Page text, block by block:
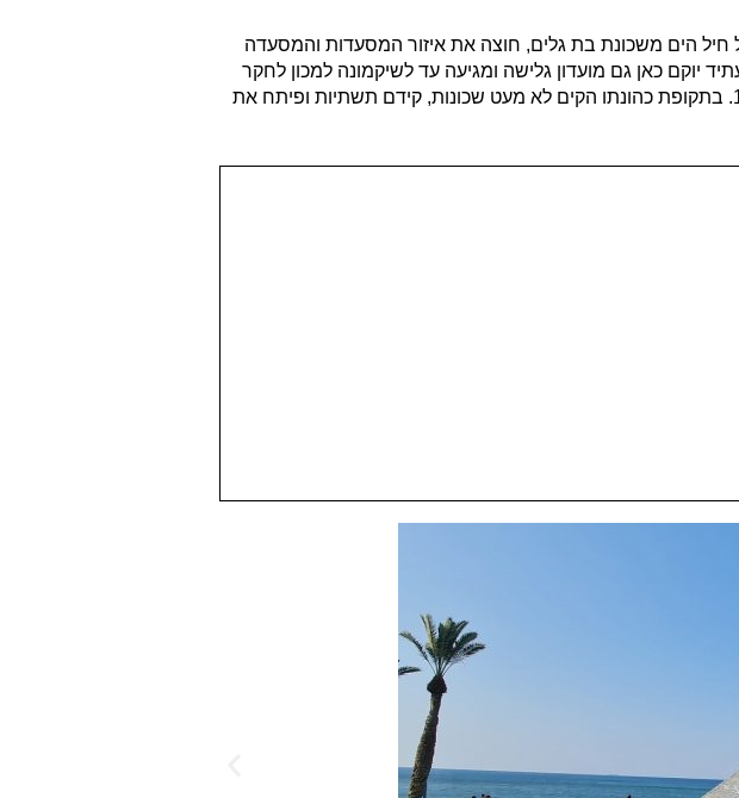
הים משכונת בת גלים, חוצה את איזור המסעדות והמסעדה
יוקם כאן גם מועדון גלישה ומגיעה עד לשיקמונה למכון לחקר
הימים והאגמים. הטיילת קיבלה את שמה על שמו של אריה גוראל שכיהן כראש עיר בין השנים 1993-1978. בתקופת כהונתו הקים לא מעט שכונות, קידם תשתיות ופיתח את